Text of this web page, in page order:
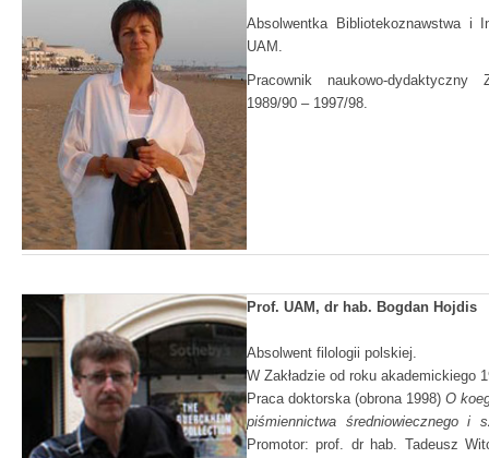
Absolwentka Bibliotekoznawstwa i
UAM.
Pracownik naukowo-dydaktyczny
1989/90 – 1997/98.
Prof. UAM, dr hab. Bogdan Hojdis
Absolwent filologii polskiej.
W Zakładzie od roku akademickiego
Praca doktorska (obrona 1998) O
piśmiennictwa średniowiecznego i
Promotor: prof. dr hab. Tadeusz